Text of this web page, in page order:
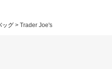
ッグ Trader Joe's